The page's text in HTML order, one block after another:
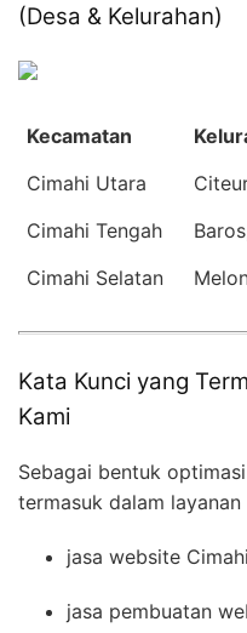
(Desa & Kelurahan)
Kecamatan
Cimahi Utara
Cimahi Tengah
Cimahi Selatan
Kata Kunci yang
Kami
Sebagai bentuk
termasuk dalam layanan
jasa website Cimahi
jasa pembuatan